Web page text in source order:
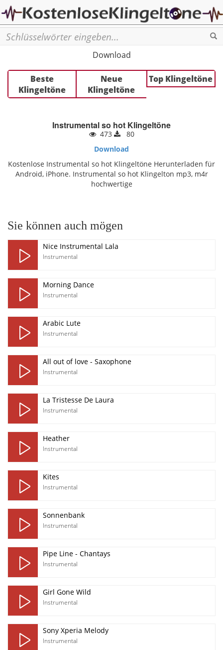
Download
Beste
Klingeltöne
Neue
Klingeltöne
Top Klingeltöne
Instrumental so hot Klingeltöne
473
80
Download
Kostenlose Instrumental so hot Klingeltöne Herunterladen für
Android, iPhone. Instrumental so hot Klingelton mp3, m4r
hochwertige
Sie können auch mögen
Nice Instrumental Lala
Instrumental
Morning Dance
Instrumental
Arabic Lute
Instrumental
All out of love - Saxophone
Instrumental
La Tristesse De Laura
Instrumental
Heather
Instrumental
Kites
Instrumental
Sonnenbank
Instrumental
Pipe Line - Chantays
Instrumental
Girl Gone Wild
Instrumental
Sony Xperia Melody
Instrumental